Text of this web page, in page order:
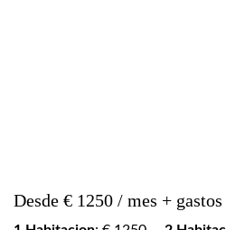
Desde € 1250 / mes + gastos